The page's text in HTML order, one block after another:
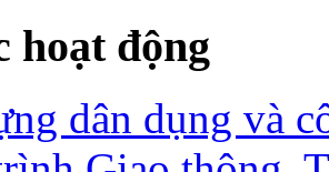
hoạt động
dân dụng và